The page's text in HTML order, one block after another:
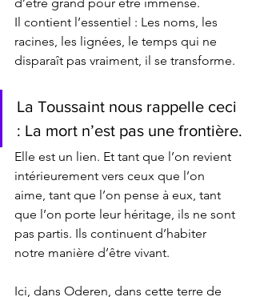
Il contient l’essentiel : Les noms, les
racines, les lignées, le temps qui ne
disparaît pas vraiment, il se transforme.
La Toussaint nous rappelle ceci
: La mort n’est pas une frontière.
Elle est un lien. Et tant que l’on revient
intérieurement vers ceux que l’on
aime, tant que l’on pense à eux, tant
que l’on porte leur héritage, ils ne sont
pas partis. Ils continuent d’habiter
notre manière d’être vivant.
Ici, dans Oderen, dans cette terre de